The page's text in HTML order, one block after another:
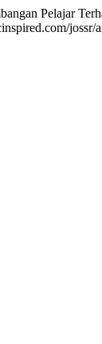
Pelajar
jossr/